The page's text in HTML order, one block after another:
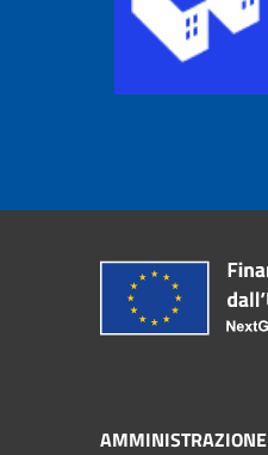
AMMINISTRAZIONE